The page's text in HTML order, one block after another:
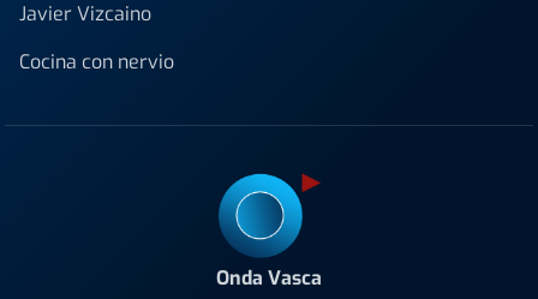
Javier Vizcaino
Cocina con nervio
Onda Vasca